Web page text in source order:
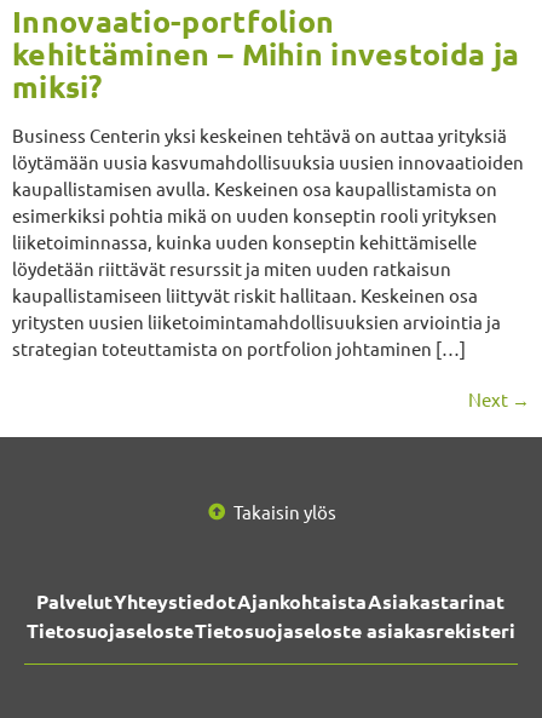
Innovaatio-portfolion
kehittäminen – Mihin investoida ja
miksi?
Business Centerin yksi keskeinen tehtävä on auttaa yrityksiä
löytämään uusia kasvumahdollisuuksia uusien innovaatioiden
kaupallistamisen avulla. Keskeinen osa kaupallistamista on
esimerkiksi pohtia mikä on uuden konseptin rooli yrityksen
liiketoiminnassa, kuinka uuden konseptin kehittämiselle
löydetään riittävät resurssit ja miten uuden ratkaisun
kaupallistamiseen liittyvät riskit hallitaan. Keskeinen osa
yritysten uusien liiketoimintamahdollisuuksien arviointia ja
strategian toteuttamista on portfolion johtaminen […]
Next →
Takaisin ylös
PalvelutYhteystiedotAjankohtaistaAsiakastarinat
TietosuojaselosteTietosuojaseloste asiakasrekisteri